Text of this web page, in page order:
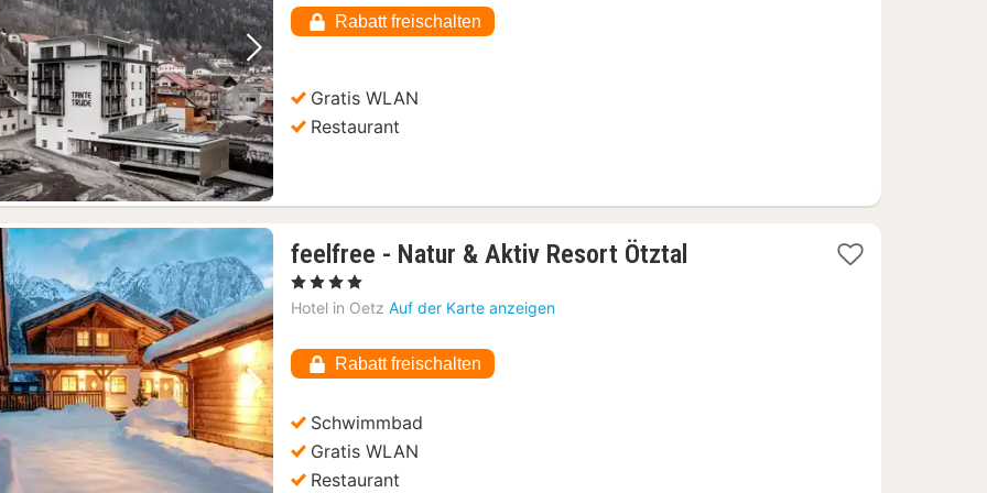
Vorheriges Bild Nächstes Bild
Rabatt freischalten
Gratis WLAN
Restaurant
Vorheriges Bild Nächstes Bild
feelfree - Natur & Aktiv Resort Ötztal
, 4 Sterne
Hotel in Oetz Auf der Karte anzeigen
Rabatt freischalten
Schwimmbad
Gratis WLAN
Restaurant